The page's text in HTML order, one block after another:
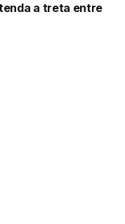
a treta entre